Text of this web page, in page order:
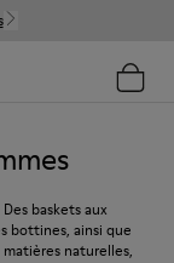
baskets aux
bottines, ainsi que
naturelles,